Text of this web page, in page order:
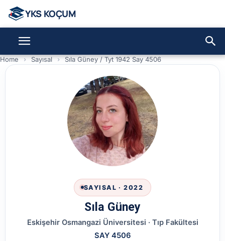
YKS KOÇUM - YKS
Home Sayısal Sıla Güney / Tyt 1942 Say 4506
SAYISAL · 2022
Sıla Güney
Eskişehir Osmangazi Üniversitesi · Tıp Fakültesi
SAY 4506